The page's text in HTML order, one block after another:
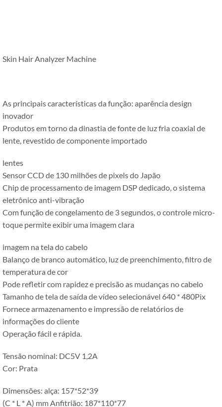
Skin Hair Analyzer Machine
As principais características da função: aparência design
inovador
Produtos em torno da dinastia de fonte de luz fria coaxial de
lente, revestido de componente importado
lentes
Sensor CCD de 130 milhões de pixels do Japão
Chip de processamento de imagem DSP dedicado, o sistema
eletrônico anti-vibração
Com função de congelamento de 3 segundos, o controle micro-
toque permite exibir uma imagem clara
imagem na tela do cabelo
Balanço de branco automático, luz de preenchimento, filtro de
temperatura de cor
Pode refletir com rapidez e precisão as mudanças no cabelo
Tamanho de tela de saída de vídeo selecionável 640 * 480Pix
Fornece armazenamento e impressão de relatórios de
informações do cliente
Operação fácil e rápida.
Tensão nominal: DC5V 1,2A
Cor: Prata
Dimensões: alça: 157*52*39
(C * L * A) mm Anfitrião: 187*110*77